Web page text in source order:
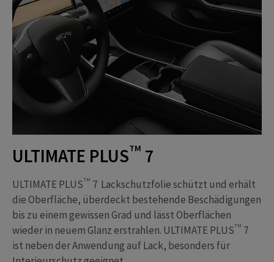
ULTIMATE PLUSTM 7
ULTIMATE PLUSTM 7 Lackschutzfolie schützt und erhält
die Oberfläche, überdeckt bestehende Beschädigungen
bis zu einem gewissen Grad und lässt Oberflächen
wieder in neuem Glanz erstrahlen. ULTIMATE PLUSTM 7
ist neben der Anwendung auf Lack, besonders für